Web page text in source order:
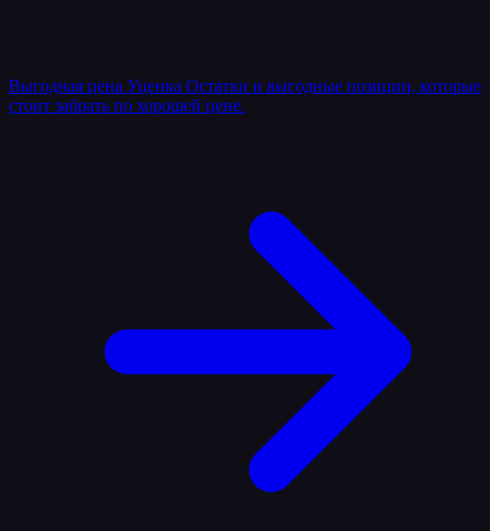
Выгодная цена Уценка Остатки и выгодные позиции, которые
стоит забрать по хорошей цене.